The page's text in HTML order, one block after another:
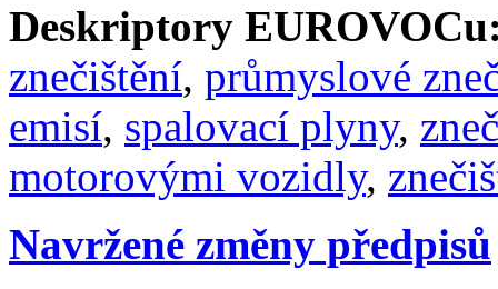
Deskriptory
znečištění, průmyslové
emisí, spalovací plyny,
motorovými vozidly,
Navržené změny předpisů